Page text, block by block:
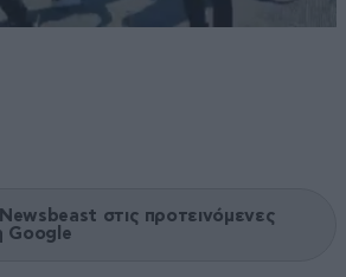
στις προτεινόμενες
Google